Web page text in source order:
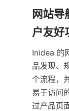
网站导
Inidea 的
品发现、
个流程，
易于访问
过产品页